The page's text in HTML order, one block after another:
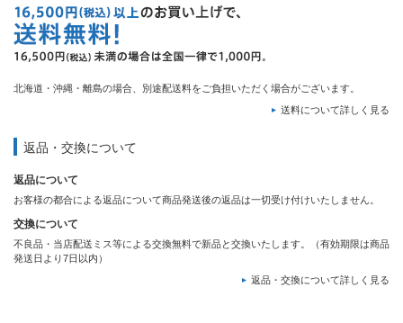
北海道・沖縄・離島の場合、別途配送料をご負担いただく場合がございます。
送料について詳しく見る
返品・交換について
返品について
お客様の都合による返品について商品発送後の返品は一切受け付けいたしません。
交換について
不良品・当店配送ミス等による交換無料で新品と交換いたします。（有効期限は商品
発送日より7日以内）
返品・交換について詳しく見る